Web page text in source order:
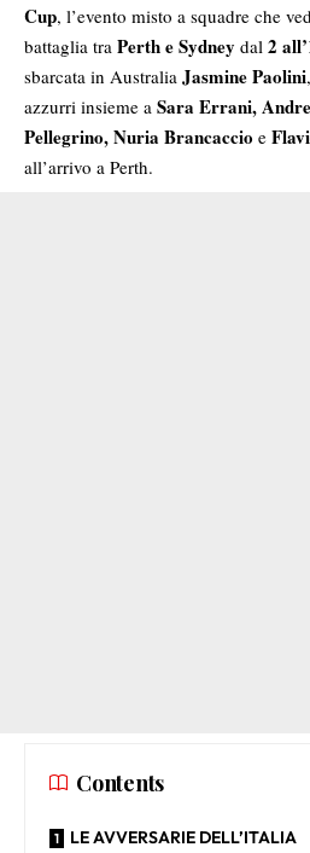
Cup, l’evento misto a squadre che
battaglia tra Perth e Sydney dal 2
sbarcata in Australia Jasmine Paolini
azzurri insieme a Sara Errani,
Pellegrino, Nuria Brancaccio e
all’arrivo a Perth.
Contents
LE AVVERSARIE DELL’ITALIA